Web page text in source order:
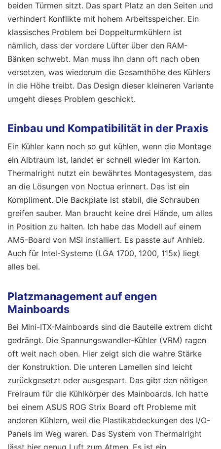
beiden Türmen sitzt. Das spart Platz an den Seiten und
verhindert Konflikte mit hohem Arbeitsspeicher. Ein
klassisches Problem bei Doppelturmkühlern ist
nämlich, dass der vordere Lüfter über den RAM-
Bänken schwebt. Man muss ihn dann oft nach oben
versetzen, was wiederum die Gesamthöhe des Kühlers
in die Höhe treibt. Das Design dieser kleineren Variante
umgeht dieses Problem geschickt.
Einbau und Kompatibilität in der Praxis
Ein Kühler kann noch so gut kühlen, wenn die Montage
ein Albtraum ist, landet er schnell wieder im Karton.
Thermalright nutzt ein bewährtes Montagesystem, das
an die Lösungen von Noctua erinnert. Das ist ein
Kompliment. Die Backplate ist stabil, die Schrauben
greifen sauber. Man braucht keine drei Hände, um alles
in Position zu halten. Ich habe das Modell auf einem
AM5-Board von MSI installiert. Es passte auf Anhieb.
Auch für Intel-Systeme (LGA 1700, 1200, 115x) liegt
alles bei.
Platzmanagement auf engen
Mainboards
Bei Mini-ITX-Mainboards sind die Bauteile extrem dicht
gedrängt. Die Spannungswandler-Kühler (VRM) ragen
oft weit nach oben. Hier zeigt sich die wahre Stärke
der Konstruktion. Die unteren Lamellen sind leicht
zurückgesetzt oder ausgespart. Das gibt den nötigen
Freiraum für die Kühlkörper des Mainboards. Ich hatte
bei einem ASUS ROG Strix Board oft Probleme mit
anderen Kühlern, weil die Plastikabdeckungen des I/O-
Panels im Weg waren. Das System von Thermalright